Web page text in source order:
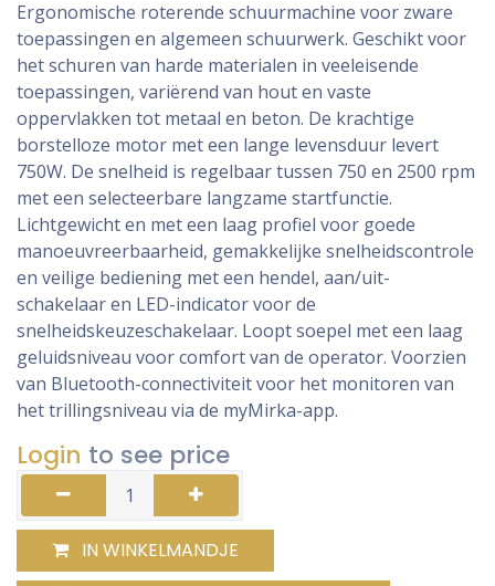
Ergonomische roterende schuurmachine voor zware
toepassingen en algemeen schuurwerk. Geschikt voor
het schuren van harde materialen in veeleisende
toepassingen, variërend van hout en vaste
oppervlakken tot metaal en beton. De krachtige
borstelloze motor met een lange levensduur levert
750W. De snelheid is regelbaar tussen 750 en 2500 rpm
met een selecteerbare langzame startfunctie.
Lichtgewicht en met een laag profiel voor goede
manoeuvreerbaarheid, gemakkelijke snelheidscontrole
en veilige bediening met een hendel, aan/uit-
schakelaar en LED-indicator voor de
snelheidskeuzeschakelaar. Loopt soepel met een laag
geluidsniveau voor comfort van de operator. Voorzien
van Bluetooth-connectiviteit voor het monitoren van
het trillingsniveau via de myMirka-app.
Login to see price
IN WINKELMANDJE